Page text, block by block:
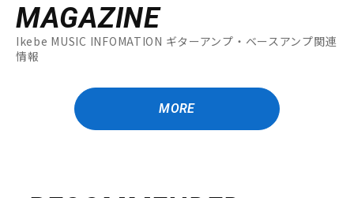
MAGAZINE
Ikebe MUSIC INFOMATION ギターアンプ・ベースアンプ関連
情報
MORE